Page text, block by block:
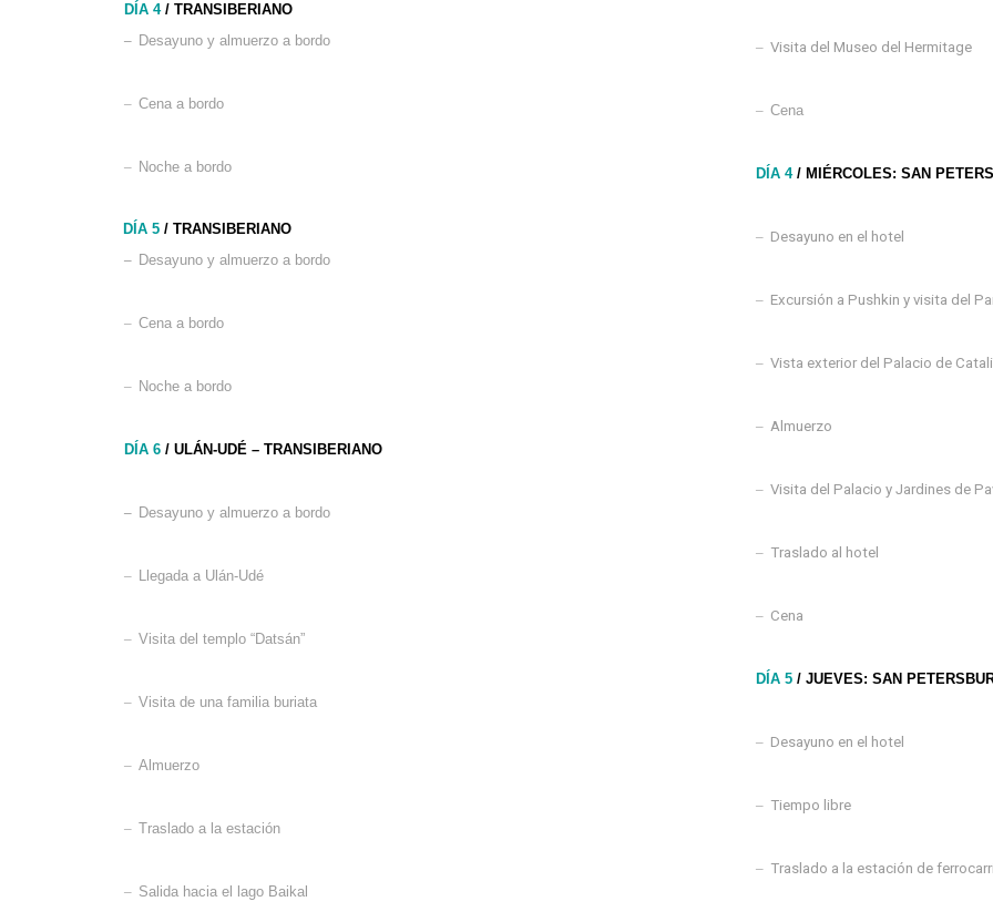
DÍA 4 / TRANSIBERIANO
– Desayuno y almuerzo a bordo
– Cena a bordo
– Noche a bordo
DÍA 5 / TRANSIBERIANO
– Desayuno y almuerzo a bordo
– Cena a bordo
– Noche a bordo
DÍA 6 / ULÁN-UDÉ – TRANSIBERIANO
– Desayuno y almuerzo a bordo
– Llegada a Ulán-Udé
– Visita del templo “Datsán”
– Visita de una familia buriata
– Almuerzo
– Traslado a la estación
– Salida hacia el lago Baikal
– Visita del Museo del Hermitage
– Cena
DÍA 4 / MIÉRCOLES: SAN
– Desayuno en el hotel
– Excursión a Pushkin y visita del
– Vista exterior del Palacio de
– Almuerzo
– Visita del Palacio y Jardines de
– Traslado al hotel
– Cena
DÍA 5 / JUEVES: SAN
– Desayuno en el hotel
– Tiempo libre
– Traslado a la estación de ferrocarril